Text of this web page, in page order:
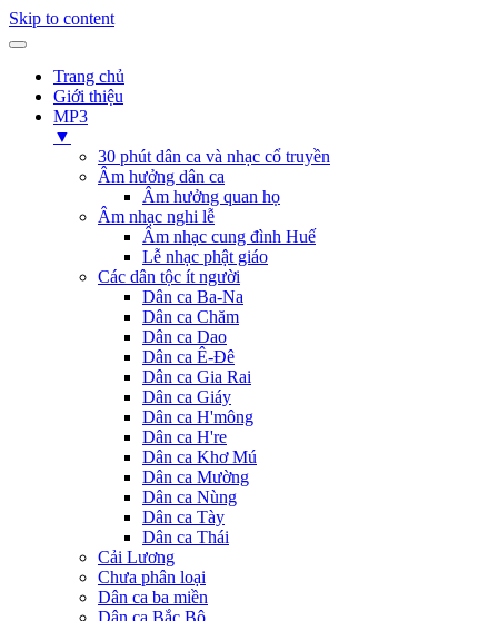
Skip to content
Trang chủ
Giới thiệu
MP3
▼
30 phút dân ca và nhạc cổ truyền
Âm hưởng dân ca
Âm hưởng quan họ
Âm nhạc nghi lễ
Âm nhạc cung đình Huế
Lễ nhạc phật giáo
Các dân tộc ít người
Dân ca Ba-Na
Dân ca Chăm
Dân ca Dao
Dân ca Ê-Đê
Dân ca Gia Rai
Dân ca Giáy
Dân ca H'mông
Dân ca H're
Dân ca Khơ Mú
Dân ca Mường
Dân ca Nùng
Dân ca Tày
Dân ca Thái
Cải Lương
Chưa phân loại
Dân ca ba miền
Dân ca Bắc Bộ